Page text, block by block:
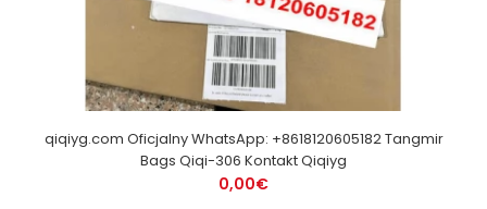
qiqiyg.com Oficjalny WhatsApp: +8618120605182 Tangmir
Bags Qiqi-306 Kontakt Qiqiyg
0,00€